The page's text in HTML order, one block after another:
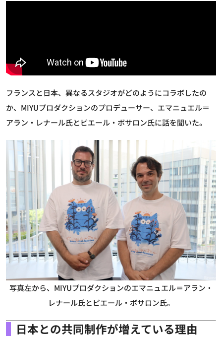
フランスと日本、異なるスタジオがどのようにコラボしたの
か、MIYUプロダクションのプロデューサー、エマニュエル＝
アラン・レナール氏とピエール・ボサロン氏に話を聞いた。
写真左から、MIYUプロダクションのエマニュエル＝アラン・
レナール氏とピエール・ボサロン氏。
日本との共同制作が増えている理由